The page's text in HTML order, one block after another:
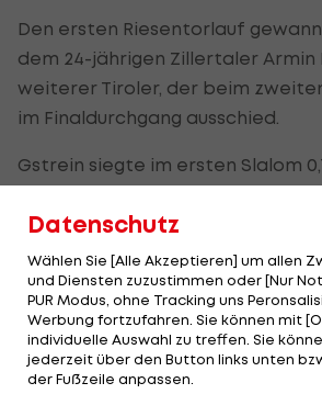
Den ersten Riesentorlauf
dem 24-jährigen Zillertaler Armin
weiterer Tiroler, der beim
im Finaldurchgang ausschied.
Gstrein siegte im ersten Slalom
Torlauf am Tag darauf den
Jorgen Tschan (+0,53) auf Platz
Dornauer verbuchte nach seinem
Slalom im 2. Rennen (+1,64) den 6.
Gstrein freut sich über die Siege
Datenschutz
Wählen Sie [Alle Akzeptieren] um allen
und Diensten zuzustimmen oder [Nur
PUR Modus, ohne Tracking uns
Werbung fortzufahren. Sie können mit
individuelle Auswahl zu treffen. Sie
jederzeit über den Button links unten
der Fußzeile anpassen.